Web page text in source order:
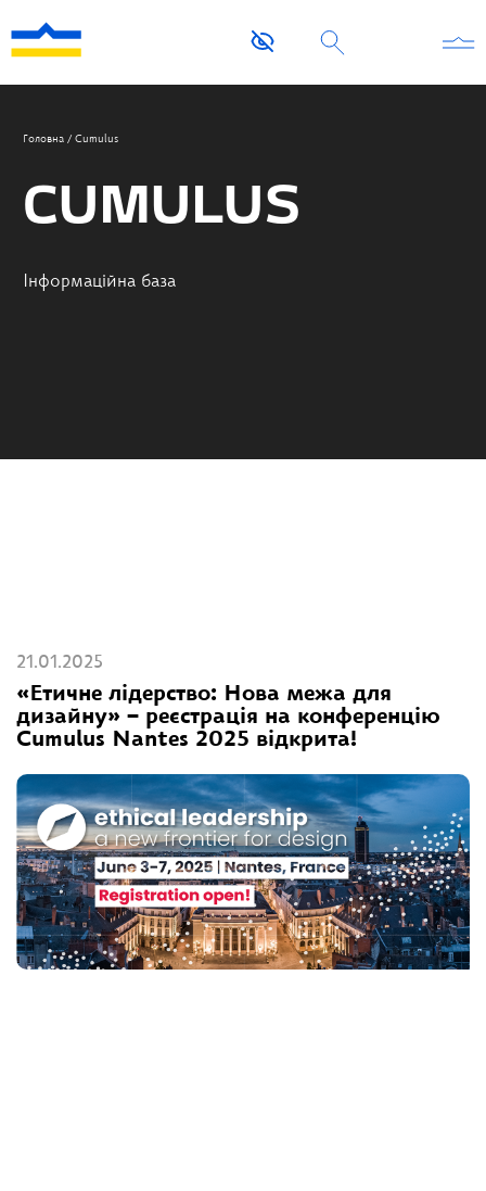
Головна / Cumulus
CUMULUS
Інформаційна база
21.01.2025
«Етичне лідерство: Нова межа для
дизайну» – реєстрація на конференцію
Cumulus Nantes 2025 відкрита!